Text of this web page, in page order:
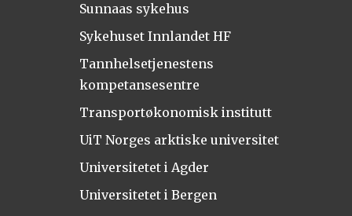
Sunnaas sykehus
Sykehuset Innlandet HF
Tannhelsetjenestens
kompetansesentre
Transportøkonomisk institutt
UiT Norges arktiske universitet
Universitetet i Agder
Universitetet i Bergen